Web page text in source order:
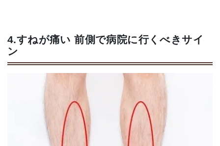
4.すねが痛い 前側で病院に行くべきサイ
ン